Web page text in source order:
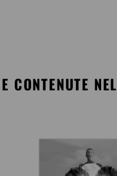
CONTENUTE